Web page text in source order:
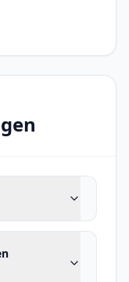
Ansätzen
offen,
nach
der